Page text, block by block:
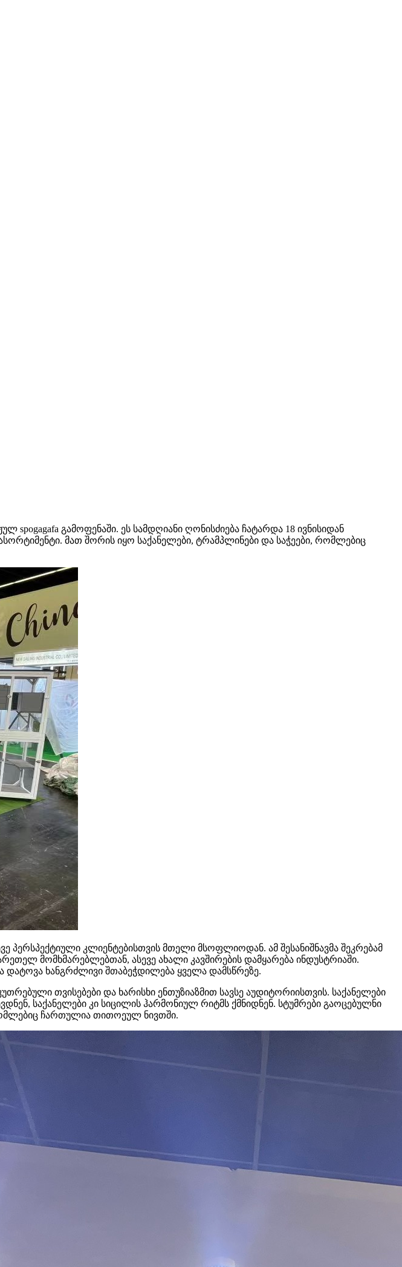
spogagafa გამოფენაში. ეს სამდღიანი ღონისძიება ჩატარდა 18 ივნისიდან
მათ შორის იყო საქანელები, ტრამპლინები და საჭეები, რომლებიც
პერსპექტიული კლიენტებისთვის მთელი მსოფლიოდან. ამ შესანიშნავმა შეკრებამ
მომხმარებლებთან, ასევე ახალი კავშირების დამყარება ინდუსტრიაში.
ხანგრძლივი შთაბეჭდილება ყველა დამსწრეზე.
თვისებები და ხარისხი ენთუზიაზმით სავსე აუდიტორიისთვის. საქანელები
საქანელები კი სიცილის ჰარმონიულ რიტმს ქმნიდნენ. სტუმრები გაოცებულნი
ჩართულია თითოეულ ნივთში.